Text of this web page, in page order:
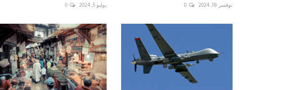
نوفمبر 18, 2024 0 يوليو 5, 2024 0